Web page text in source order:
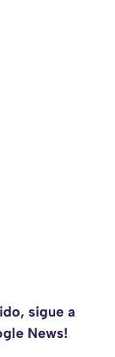
sigue a
News!